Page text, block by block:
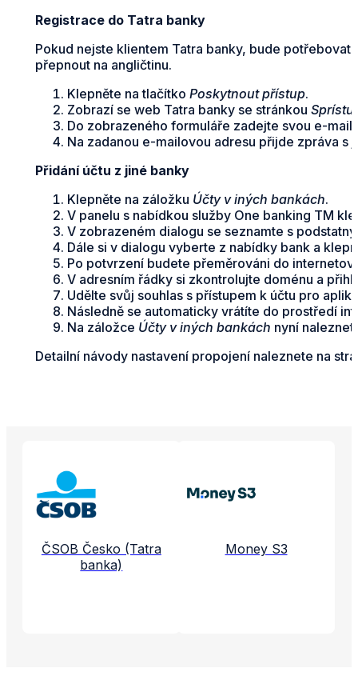
Registrace do Tatra banky
Pokud nejste klientem Tatra banky, bude
přepnout na angličtinu.
Klepněte na tlačítko Poskytnout přístup.
Zobrazí se web Tatra banky se stránkou
Do zobrazeného formuláře zadejte svou e-
Na zadanou e-mailovou adresu přijde zpráva
Přidání účtu z jiné banky
Klepněte na záložku Účty v iných bankách.
V panelu s nabídkou služby One banking TM
V zobrazeném dialogu se seznamte s
Dále si v dialogu vyberte z nabídky bank a
Po potvrzení budete přeměrováni do
V adresním řádky si zkontrolujte doménu a
Udělte svůj souhlas s přístupem k účtu pro
Následně se automaticky vrátíte do prostředí
Na záložce Účty v iných bankách nyní
Detailní návody nastavení propojení naleznete na
ČSOB Česko (Tatra
banka)
Money S3